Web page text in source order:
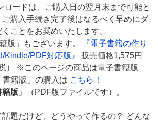
ードは、ご購入日の翌月末まで可能と
購入手続き完了後はなるべく早めにダ
ことをお奨めいたします。
版」もございます。
『電子書籍の作り
PDF対応版』 販売価格1,575円
） ※このページの商品は電子書籍版
書籍版」の購入は こちら！
籍版 」（PDF版ファイルです）。
話題だけど、どうやって作るの？ どんな